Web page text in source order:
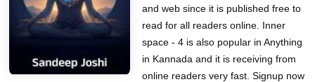
and web since it is published free to
read for all readers online. Inner
space - 4 is also popular in Anything
in Kannada and it is receiving from
online readers very fast. Signup now